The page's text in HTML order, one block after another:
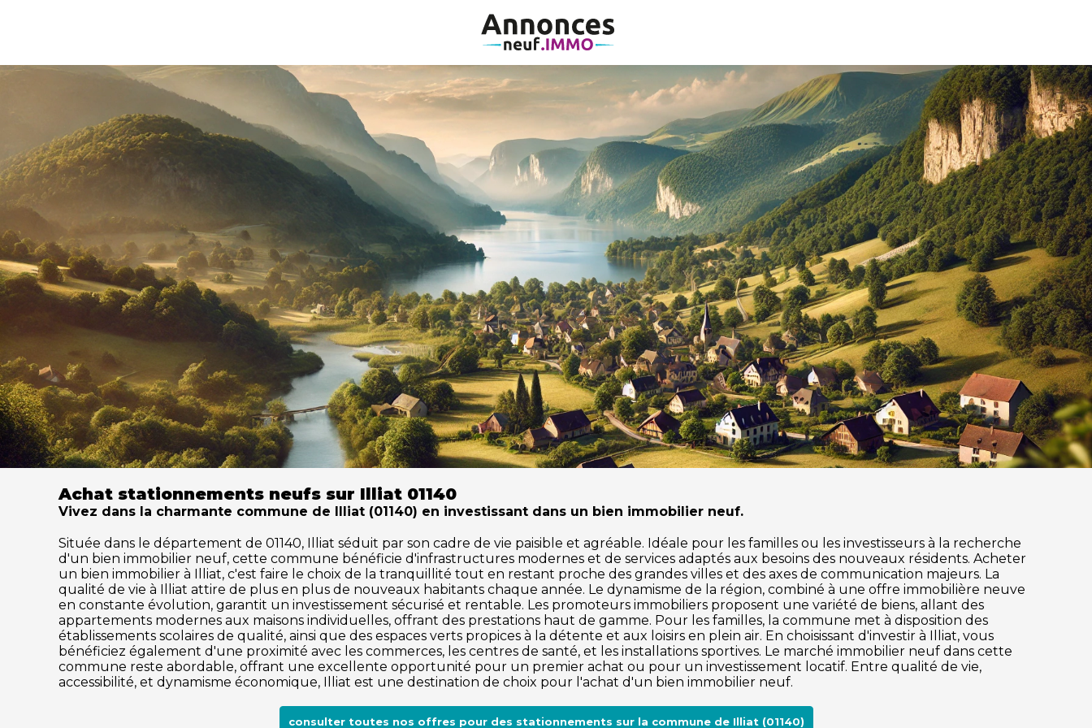
Achat stationnements neufs sur Illiat 01140
Vivez dans la charmante commune de Illiat (01140) en investissant dans un bien immobilier neuf.
Située dans le département de 01140, Illiat séduit par son cadre de vie paisible et agréable. Idéale pour les familles ou les investisseurs à la recherche
d'un bien immobilier neuf, cette commune bénéficie d'infrastructures modernes et de services adaptés aux besoins des nouveaux résidents. Acheter
un bien immobilier à Illiat, c'est faire le choix de la tranquillité tout en restant proche des grandes villes et des axes de communication majeurs. La
qualité de vie à Illiat attire de plus en plus de nouveaux habitants chaque année. Le dynamisme de la région, combiné à une offre immobilière neuve
en constante évolution, garantit un investissement sécurisé et rentable. Les promoteurs immobiliers proposent une variété de biens, allant des
appartements modernes aux maisons individuelles, offrant des prestations haut de gamme. Pour les familles, la commune met à disposition des
établissements scolaires de qualité, ainsi que des espaces verts propices à la détente et aux loisirs en plein air. En choisissant d'investir à Illiat, vous
bénéficiez également d'une proximité avec les commerces, les centres de santé, et les installations sportives. Le marché immobilier neuf dans cette
commune reste abordable, offrant une excellente opportunité pour un premier achat ou pour un investissement locatif. Entre qualité de vie,
accessibilité, et dynamisme économique, Illiat est une destination de choix pour l'achat d'un bien immobilier neuf.
consulter toutes nos offres pour des stationnements sur la commune de Illiat (01140)